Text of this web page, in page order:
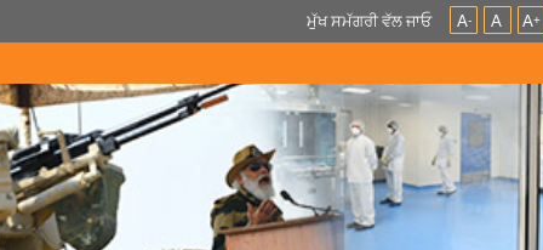
ਮੁੱਖ ਸਮੱਗਰੀ ਵੱਲ ਜਾਓ A- A A+